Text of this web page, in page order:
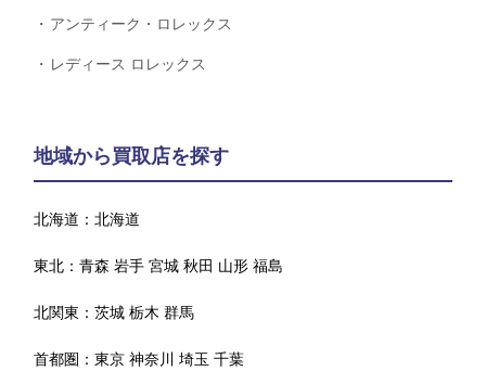
アンティーク・ロレックス
レディース ロレックス
地域から買取店を探す
北海道：北海道
東北：青森 岩手 宮城 秋田 山形 福島
北関東：茨城 栃木 群馬
首都圏：東京 神奈川 埼玉 千葉